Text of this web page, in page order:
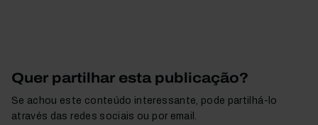
Quer partilhar esta publicação?
Se achou este conteúdo interessante, pode partilhá-lo
através das redes sociais ou por email.